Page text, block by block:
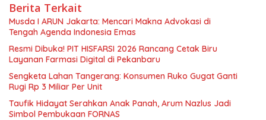
Berita Terkait
Musda I ARUN Jakarta: Mencari Makna Advokasi di
Tengah Agenda Indonesia Emas
Resmi Dibuka! PIT HISFARSI 2026 Rancang Cetak Biru
Layanan Farmasi Digital di Pekanbaru
Sengketa Lahan Tangerang: Konsumen Ruko Gugat Ganti
Rugi Rp 3 Miliar Per Unit
Taufik Hidayat Serahkan Anak Panah, Arum Nazlus Jadi
Simbol Pembukaan FORNAS